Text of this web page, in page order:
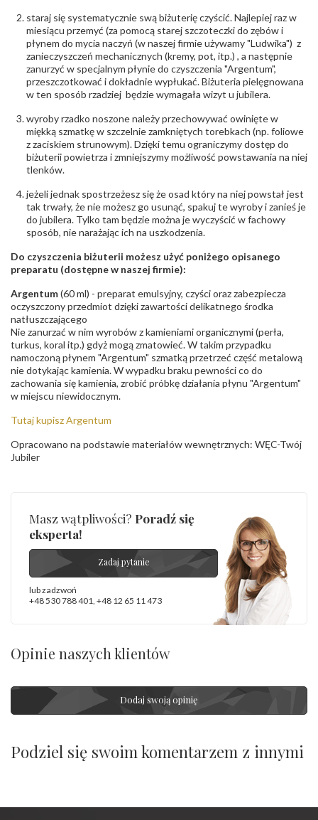
staraj się systematycznie swą biżuterię czyścić. Najlepiej raz w
miesiącu przemyć (za pomocą starej szczoteczki do zębów i
płynem do mycia naczyń (w naszej firmie używamy "Ludwika") z
zanieczyszczeń mechanicznych (kremy, pot, itp.) , a następnie
zanurzyć w specjalnym płynie do czyszczenia "Argentum",
przeszczotkować i dokładnie wypłukać. Biżuteria pielęgnowana
w ten sposób rzadziej będzie wymagała wizyt u jubilera.
wyroby rzadko noszone należy przechowywać owinięte w
miękką szmatkę w szczelnie zamkniętych torebkach (np. foliowe
z zaciskiem strunowym). Dzięki temu ograniczymy dostęp do
biżuterii powietrza i zmniejszymy możliwość powstawania na niej
tlenków.
jeżeli jednak spostrzeżesz się że osad który na niej powstał jest
tak trwały, że nie możesz go usunąć, spakuj te wyroby i zanieś je
do jubilera. Tylko tam będzie można je wyczyścić w fachowy
sposób, nie narażając ich na uszkodzenia.
Do czyszczenia biżuterii możesz użyć poniżego opisanego
preparatu (dostępne w naszej firmie):
Argentum(60 ml) - preparat emulsyjny, czyści oraz zabezpiecza
oczyszczony przedmiot dzięki zawartości delikatnego środka
natłuszczającego
Nie zanurzać w nim wyrobów z kamieniami organicznymi (perła,
turkus, koral itp.) gdyż mogą zmatowieć. W takim przypadku
namoczoną płynem "Argentum" szmatką przetrzeć część metalową
nie dotykając kamienia. W wypadku braku pewności co do
zachowania się kamienia, zrobić próbkę działania płynu "Argentum"
w miejscu niewidocznym.
Tutaj kupisz Argentum
Opracowano na podstawie materiałów wewnętrznych: WĘC-Twój
Jubiler
Masz wątpliwości? Poradź się
eksperta!
Zadaj pytanie
lub zadzwoń
+48 530 788 401 +48 12 65 11 473
Opinie naszych klientów
Dodaj swoją opinię
Podziel się swoim komentarzem z innymi